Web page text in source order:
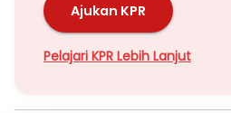
Ajukan KPR
Pelajari KPR Lebih Lanjut